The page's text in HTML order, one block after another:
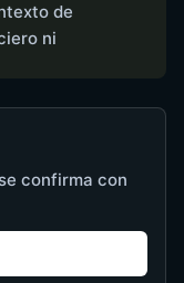
de
ni
confirma con